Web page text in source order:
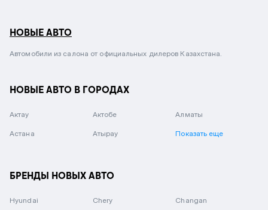
НОВЫЕ АВТО
Автомобили из салона от официальных дилеров Казахстана.
НОВЫЕ АВТО В ГОРОДАХ
Актау Актобе Алматы
Астана Атырау Показать еще
БРЕНДЫ НОВЫХ АВТО
Hyundai Chery Changan